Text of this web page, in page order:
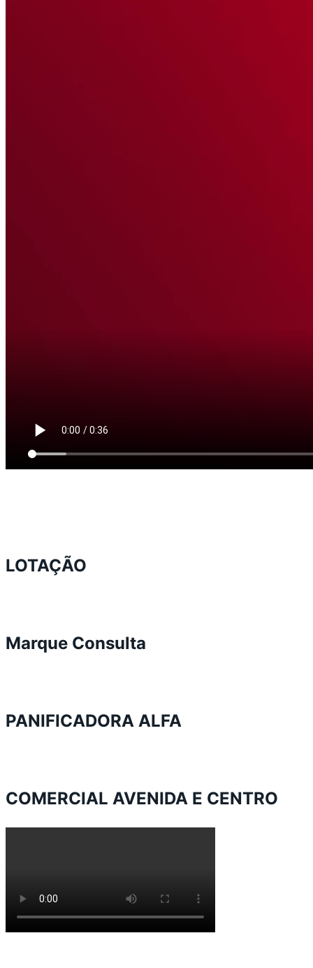
LOTAÇÃO
Marque Consulta
PANIFICADORA ALFA
COMERCIAL AVENIDA E CENTRO